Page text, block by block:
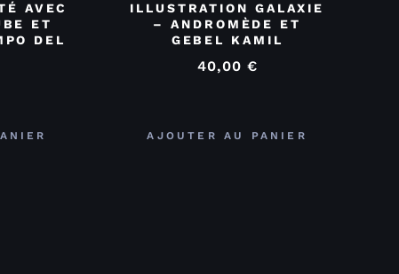
AVEC
ET
DEL
ILLUSTRATION GALAXIE
– ANDROMÈDE ET
GEBEL KAMIL
40,00 €
AJOUTER AU PANIER